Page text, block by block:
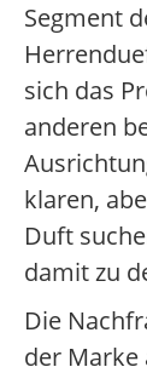
Segment
sich das
anderen
klaren,
Duft
damit zu
Die
der Marke